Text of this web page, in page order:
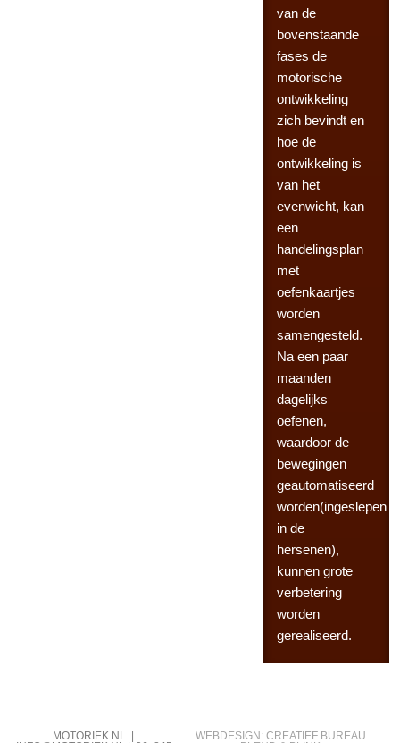
van de
bovenstaande
fases de
motorische
ontwikkeling
zich bevindt en
hoe de
ontwikkeling is
van het
evenwicht, kan
een
handelingsplan
met
oefenkaartjes
worden
samengesteld.
Na een paar
maanden
dagelijks
oefenen,
waardoor de
bewegingen
geautomatiseerd
worden(ingeslepen
in de
hersenen),
kunnen grote
verbetering
worden
gerealiseerd.
WEBDESIGN: CREATIEF BUREAU
MOTORIEK.NL |